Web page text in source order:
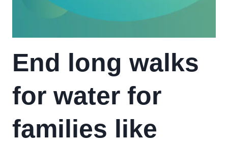
End long walks
for water for
families like